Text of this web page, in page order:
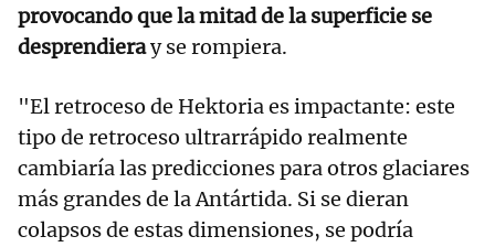
provocando que la mitad de la superficie se
desprendieray se rompiera.
"El retroceso de Hektoria es impactante: este
tipo de retroceso ultrarrápido realmente
cambiaría las predicciones para otros glaciares
más grandes de la Antártida. Si se dieran
colapsos de estas dimensiones, se podría